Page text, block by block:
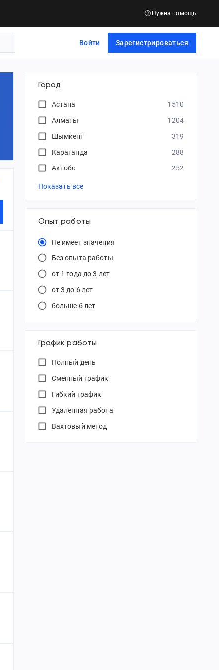
Нужна помощь
Войти Зарегистрироваться
Город
Астана
1510
Алматы
1204
Шымкент
319
Караганда
288
Актобе
252
Показать все
Опыт работы
Не имеет значения
Без опыта работы
от 1 года до 3 лет
от 3 до 6 лет
больше 6 лет
График работы
Полный день
Сменный график
Гибкий график
Удаленная работа
Вахтовый метод